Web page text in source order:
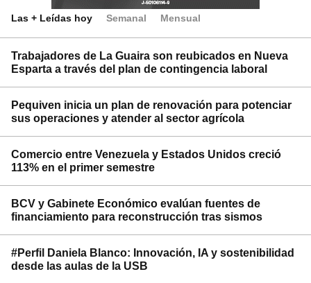
Las + Leídas hoy Semanal Mensual
Trabajadores de La Guaira son reubicados en Nueva
Esparta a través del plan de contingencia laboral
Pequiven inicia un plan de renovación para potenciar
sus operaciones y atender al sector agrícola
Comercio entre Venezuela y Estados Unidos creció
113% en el primer semestre
BCV y Gabinete Económico evalúan fuentes de
financiamiento para reconstrucción tras sismos
#Perfil Daniela Blanco: Innovación, IA y sostenibilidad
desde las aulas de la USB